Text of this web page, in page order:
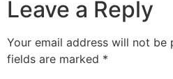
Leave a Reply
Your email address will not be
fields are marked *